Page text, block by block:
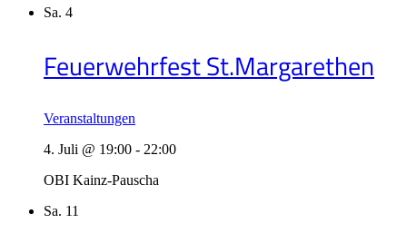
Sa. 4
Feuerwehrfest St.Margarethen
Veranstaltungen
4. Juli @ 19:00 - 22:00
OBI Kainz-Pauscha
Sa. 11